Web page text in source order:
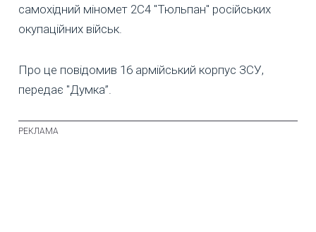
самохідний міномет 2С4 "Тюльпан" російських
окупаційних військ.
Про це повідомив 16 армійський корпус ЗСУ,
передає "Думка”.